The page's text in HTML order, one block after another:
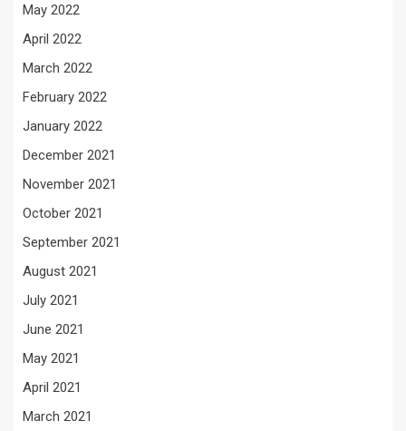
May 2022
April 2022
March 2022
February 2022
January 2022
December 2021
November 2021
October 2021
September 2021
August 2021
July 2021
June 2021
May 2021
April 2021
March 2021